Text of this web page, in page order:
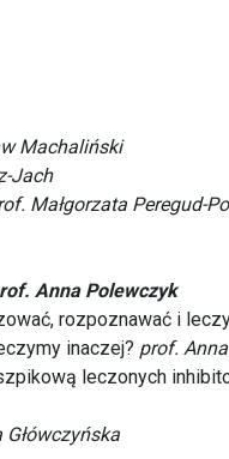
Machaliński
Jach
Małgorzata Peregud-
Anna Polewczyk
rozpoznawać i
inaczej? prof.
leczonych
Główczyńska